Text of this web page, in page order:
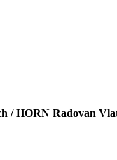
HORN Radovan